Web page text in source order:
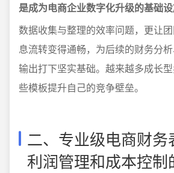
是成为电商企业数字化升级的基础设
数据收集与整理的效率问题，更让
息流转变得通畅，为后续的财务分
输出打下坚实基础。越来越多成长
些模板提升自己的竞争壁垒。
二、专业级电商财务
利润管理和成本控制